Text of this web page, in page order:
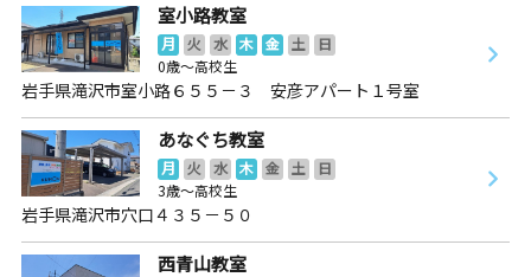
室小路教室
月 火 水 木 金 土
日
0歳～高校生
岩手県滝沢市室小路６５５－３ 安彦アパート１号室
あなぐち教室
月 火 水 木 金 土
日
3歳～高校生
岩手県滝沢市穴口４３５－５０
西青山教室